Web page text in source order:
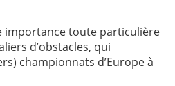
importance toute particulière
d’obstacles, qui
championnats d’Europe à